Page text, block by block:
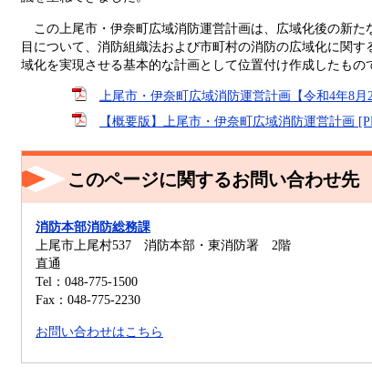
この上尾市・伊奈町広域消防運営計画は、広域化後の新
目について、消防組織法および市町村の消防の広域化に関
域化を実現させる基本的な計画として位置付け作成したもの
上尾市・伊奈町広域消防運営計画【令和4年8
【概要版】上尾市・伊奈町広域消防運営計画
このページに関するお問い合わせ先
消防本部消防総務課
上尾市上尾村537 消防本部・東消防署 2階
直通
Tel：048-775-1500
Fax：048-775-2230
お問い合わせはこちら